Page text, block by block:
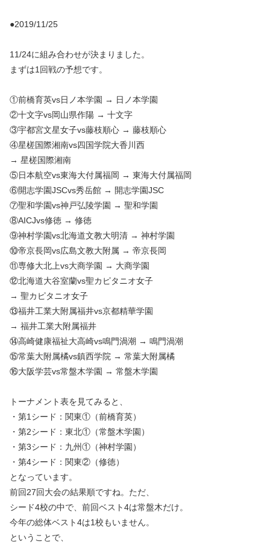
●2019/11/25
11/24に組み合わせが決まりました。
まずは1回戦の予想です。
①前橋育英vs日ノ本学園 → 日ノ本学園
②十文字vs岡山県作陽 → 十文字
③宇都宮文星女子vs藤枝順心 → 藤枝順心
④星槎国際湘南vs四国学院大香川西
→ 星槎国際湘南
⑤日本航空vs東海大付属福岡 → 東海大付属福岡
⑥開志学園JSCvs秀岳館 → 開志学園JSC
⑦聖和学園vs神戸弘陵学園 → 聖和学園
⑧AICJvs修徳 → 修徳
⑨神村学園vs北海道文教大明清 → 神村学園
⑩帝京長岡vs広島文教大附属 → 帝京長岡
⑪専修大北上vs大商学園 → 大商学園
⑫北海道大谷室蘭vs聖カピタニオ女子
→ 聖カピタニオ女子
⑬福井工業大附属福井vs京都精華学園
→ 福井工業大附属福井
⑭高崎健康福祉大高崎vs鳴門渦潮 → 鳴門渦潮
⑮常葉大附属橘vs鎮西学院 → 常葉大附属橘
⑯大阪学芸vs常盤木学園 → 常盤木学園
トーナメント表を見てみると、
・第1シード：関東①（前橋育英）
・第2シード：東北①（常盤木学園）
・第3シード：九州①（神村学園）
・第4シード：関東②（修徳）
となっています。
前回27回大会の結果順ですね。ただ、
シード4校の中で、前回ベスト4は常盤木だけ。
今年の総体ベスト4は1校もいません。
ということで、